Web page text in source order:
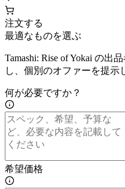
注文する
最適なものを選ぶ
Tamashi: Rise of Yokai の出
し、個別のオファーを提示
何が必要ですか？
希望価格